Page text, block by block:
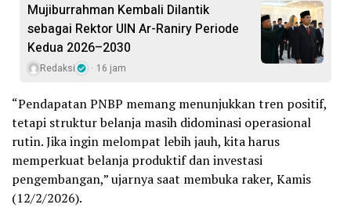
Mujiburrahman Kembali Dilantik
sebagai Rektor UIN Ar-Raniry Periode
Kedua 2026–2030
Redaksi 16 jam
“Pendapatan PNBP memang menunjukkan tren positif,
tetapi struktur belanja masih didominasi operasional
rutin. Jika ingin melompat lebih jauh, kita harus
memperkuat belanja produktif dan investasi
pengembangan,” ujarnya saat membuka raker, Kamis
(12/2/2026).